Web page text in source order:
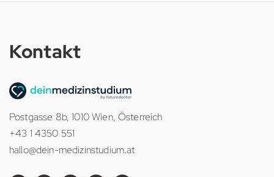
Kontakt
Postgasse 8b, 1010 Wien, Österreich
+43 1 4350 551
hallo@dein-medizinstudium.at